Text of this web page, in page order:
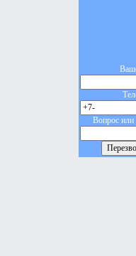
Вопрос или